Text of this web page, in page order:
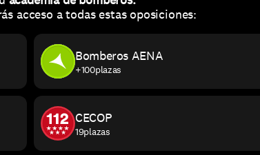
acceso a todas estas oposiciones:
Bomberos AENA
+100plazas
CECOP
19plazas